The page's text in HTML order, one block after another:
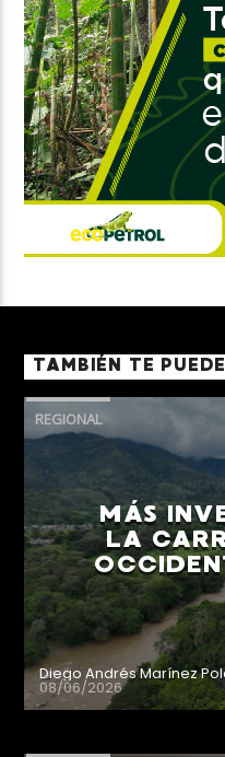
TAMBIÉN TE
REGIONAL
MÁS
LA
Diego Andrés Marínez
08/06/2026